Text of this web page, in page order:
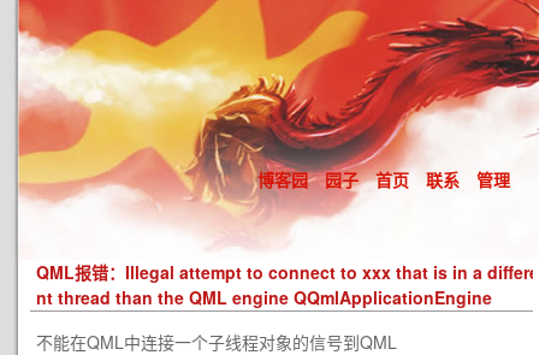
博客园 园子 首页 联系 管理
QML报错：Illegal attempt to connect to xxx that is in a differe
nt thread than the QML engine QQmlApplicationEngine
不能在QML中连接一个子线程对象的信号到QML